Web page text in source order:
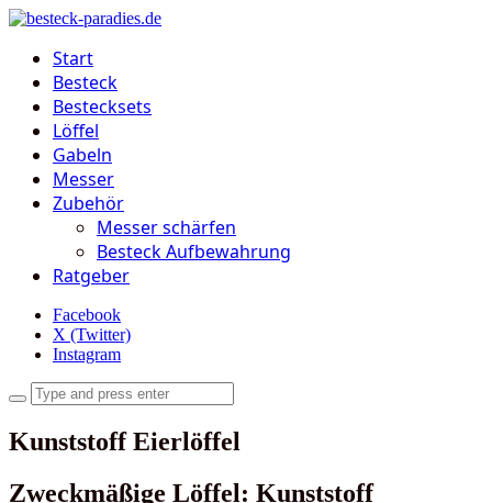
Start
Besteck
Bestecksets
Löffel
Gabeln
Messer
Zubehör
Messer schärfen
Besteck Aufbewahrung
Ratgeber
Facebook
X (Twitter)
Instagram
Kunststoff Eierlöffel
Zweckmäßige Löffel: Kunststoff